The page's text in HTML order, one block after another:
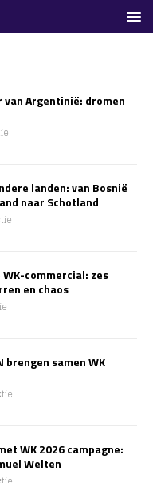
van Argentinië: dromen
landen: van Bosnië
naar Schotland
commercial: zes
en chaos
brengen samen WK
WK 2026 campagne:
Welten